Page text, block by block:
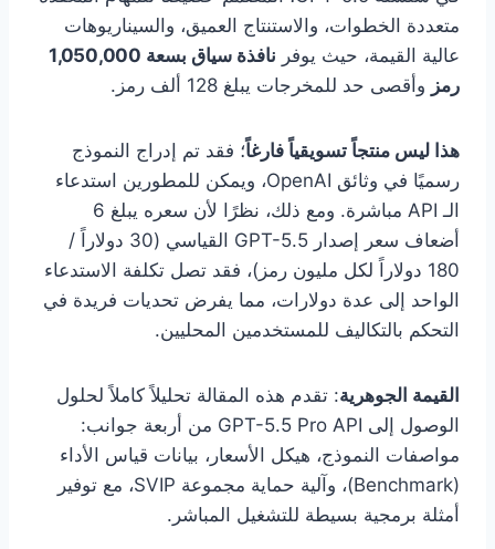
متعددة الخطوات، والاستنتاج العميق، والسيناريوهات
عالية القيمة، حيث يوفر
نافذة سياق بسعة 1,050,000
رمز وأقصى حد للمخرجات يبلغ 128 ألف رمز.
هذا ليس منتجاً تسويقياً فارغاً؛ فقد تم إدراج النموذج
رسميًا في وثائق OpenAI، ويمكن للمطورين استدعاء
الـ API مباشرة. ومع ذلك، نظرًا لأن سعره يبلغ 6
أضعاف سعر إصدار GPT-5.5 القياسي (30 دولاراً /
180 دولاراً لكل مليون رمز)، فقد تصل تكلفة الاستدعاء
الواحد إلى عدة دولارات، مما يفرض تحديات فريدة في
التحكم بالتكاليف للمستخدمين المحليين.
القيمة الجوهرية: تقدم هذه المقالة تحليلاً كاملاً لحلول
الوصول إلى GPT-5.5 Pro API من أربعة جوانب:
مواصفات النموذج، هيكل الأسعار، بيانات قياس الأداء
(Benchmark)، وآلية حماية مجموعة SVIP، مع توفير
أمثلة برمجية بسيطة للتشغيل المباشر.